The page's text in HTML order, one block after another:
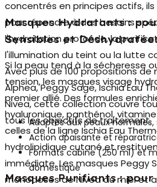
concentrés en principes actifs,
pour répondre à des besoins
l'hydratation profonde, la
l'illumination du teint ou la lutte
Avec plus de 100 propositions
Alphea, Peggy Sage, Ischia Eau
Nivea, cette collection couvre
tous les objectifs de traitement.
Masques Hydratants :
Sensibles et
Si la peau tend à la sécheresse
tension, les masques visage
premier allié. Des formules
hyaluronique, panthénol,
celles de la ligne Ischia Eau
hydrolipidique cutané et
immédiate. Les masques Peggy
monodoses de Nivea au miel et
Adaptés aux peaux
Action apaisante et
Formats cabine (250 ml) et
domestique
Masques Purifiants :